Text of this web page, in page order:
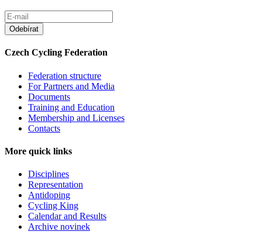
Czech Cycling Federation
Federation structure
For Partners and Media
Documents
Training and Education
Membership and Licenses
Contacts
More quick links
Disciplines
Representation
Antidoping
Cycling King
Calendar and Results
Archive novinek